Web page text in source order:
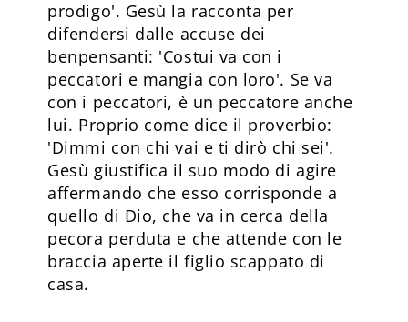
prodigo'. Gesù la racconta per
difendersi dalle accuse dei
benpensanti: 'Costui va con i
peccatori e mangia con loro'. Se va
con i peccatori, è un peccatore anche
lui. Proprio come dice il proverbio:
'Dimmi con chi vai e ti dirò chi sei'.
Gesù giustifica il suo modo di agire
affermando che esso corrisponde a
quello di Dio, che va in cerca della
pecora perduta e che attende con le
braccia aperte il figlio scappato di
casa.